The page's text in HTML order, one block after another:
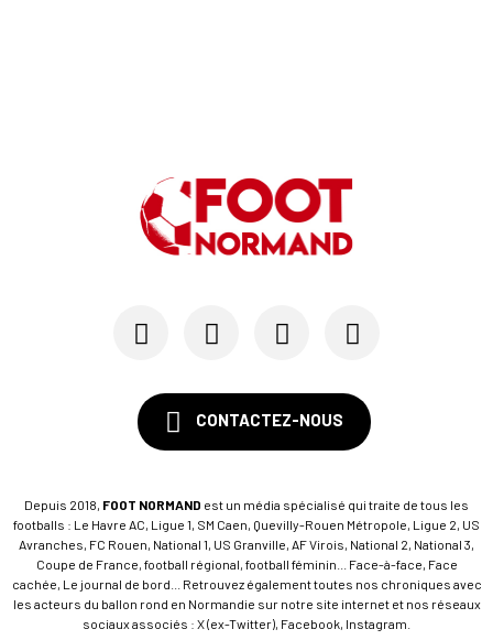
CONTACTEZ-NOUS
Depuis 2018, FOOT NORMAND est un média spécialisé qui traite de tous les
footballs : Le Havre AC, Ligue 1, SM Caen, Quevilly-Rouen Métropole, Ligue 2, US
Avranches, FC Rouen, National 1, US Granville, AF Virois, National 2, National 3,
Coupe de France, football régional, football féminin... Face-à-face, Face
cachée, Le journal de bord... Retrouvez également toutes nos chroniques avec
les acteurs du ballon rond en Normandie sur notre site internet et nos réseaux
sociaux associés : X (ex-Twitter), Facebook, Instagram.